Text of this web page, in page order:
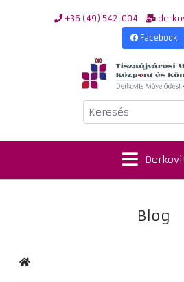
+36 (49) 542-004
Facebook
Keresés
Blog
Kezdőlap